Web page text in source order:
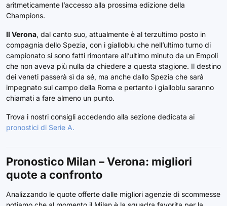
aritmeticamente l’accesso alla prossima edizione della
Champions.
Il Verona, dal canto suo, attualmente è al terzultimo posto in
compagnia dello Spezia, con i gialloblu che nell’ultimo turno di
campionato si sono fatti rimontare all’ultimo minuto da un Empoli
che non aveva più nulla da chiedere a questa stagione. Il destino
dei veneti passerà sì da sé, ma anche dallo Spezia che sarà
impegnato sul campo della Roma e pertanto i gialloblu saranno
chiamati a fare almeno un punto.
Trova i nostri consigli accedendo alla sezione dedicata ai
pronostici di Serie A.
Pronostico Milan – Verona: migliori
quote a confronto
Analizzando le quote offerte dalle migliori agenzie di scommesse